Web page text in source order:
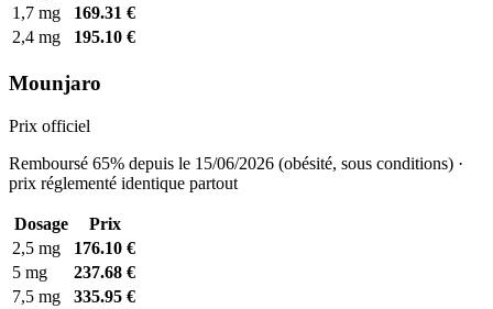
1,7 mg
169.31 €
2,4 mg
195.10 €
Mounjaro
Prix officiel
Remboursé 65% depuis le 15/06/2026 (obésité, sous conditions) ·
prix réglementé identique partout
Dosage
Prix
2,5 mg
176.10 €
5 mg
237.68 €
7,5 mg
335.95 €